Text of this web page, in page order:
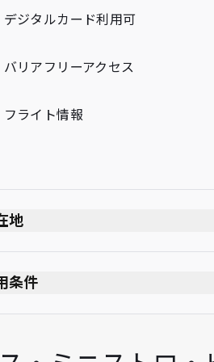
デジタルカード利用可
バリアフリーアクセス
フライト情報
地
条件
最大滞在可能時間：3時間